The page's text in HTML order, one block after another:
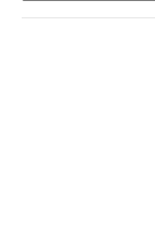
Мультимедиа